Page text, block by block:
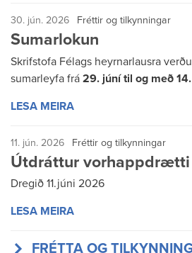
30. jún. 2026 Fréttir og tilkynningar
Sumarlokun
Skrifstofa Félags heyrnarlausra
sumarleyfa frá 29. júní til og með
LESA MEIRA
11. jún. 2026 Fréttir og tilkynningar
Útdráttur
Dregið 11.júni 2026
LESA MEIRA
FRÉTTA OG